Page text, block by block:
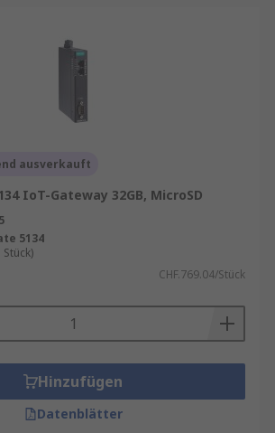
ausverkauft
IoT-Gateway 32GB, MicroSD
5134
CHF.769.04/Stück
Hinzufügen
Datenblätter